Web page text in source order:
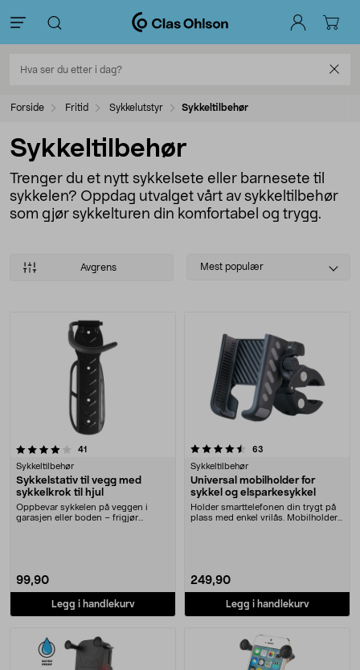
Forside Fritid Sykkelutstyr Sykkeltilbehør
Sykkeltilbehør
Trenger du et nytt sykkelsete eller barnesete til
sykkelen? Oppdag utvalget vårt av sykkeltilbehør
som gjør sykkelturen din komfortabel og trygg.
Avgrens
Select
Mest populær
Produkter
41
Sykkeltilbehør
Sykkelstativ til vegg med
sykkelkrok til hjul
Oppbevar sykkelen på veggen i
garasjen eller boden – frigjør
99,90
Legg i handlekurv
4.5 av 5 stjerner 63
Sykkeltilbehør
Universal mobilholder for
sykkel og elsparkesykkel
Holder smarttelefonen din trygt på
plass med enkel vrilås. Mobilholder
249,90
Legg i handlekurv